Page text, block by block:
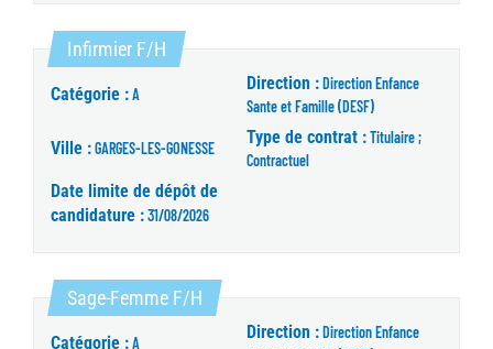
Infirmier F/H (Nouvelle fenêtre)
Catégorie :A
Direction :Direction Enfance
Sante et Famille (DESF)
Ville :GARGES-LES-GONESSE
Type de contrat :Titulaire ;
Contractuel
Date limite de dépôt de
candidature :31/08/2026
Sage-Femme F/H (Nouvelle fenêtre)
Catégorie :A
Direction :Direction Enfance